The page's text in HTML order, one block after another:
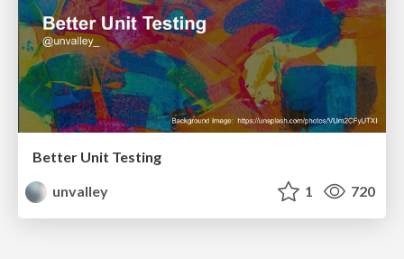
Better Unit Testing
unvalley
1 720